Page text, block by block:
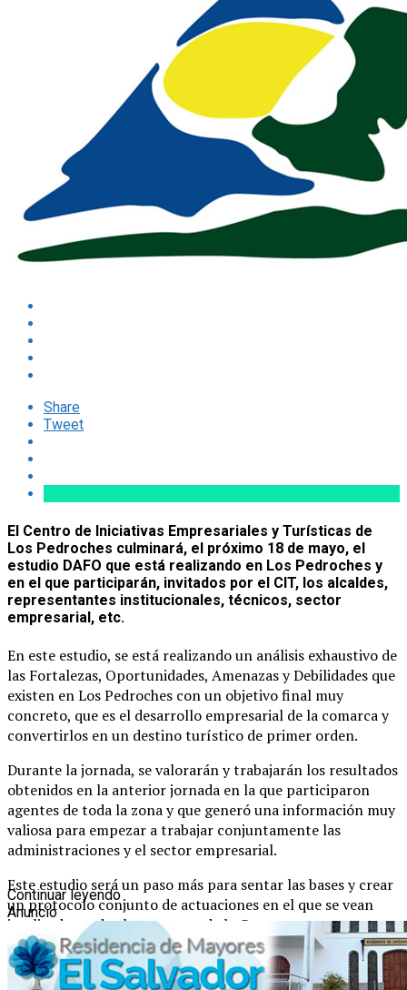
Share
Tweet
El Centro de Iniciativas Empresariales y Turísticas de
Los Pedroches culminará, el próximo 18 de mayo, el
estudio DAFO que está realizando en Los Pedroches y
en el que participarán, invitados por el CIT, los alcaldes,
representantes institucionales, técnicos, sector
empresarial, etc.
En este estudio, se está realizando un análisis exhaustivo de
las Fortalezas, Oportunidades, Amenazas y Debilidades que
existen en Los Pedroches con un objetivo final muy
concreto, que es el desarrollo empresarial de la comarca y
convertirlos en un destino turístico de primer orden.
Durante la jornada, se valorarán y trabajarán los resultados
obtenidos en la anterior jornada en la que participaron
agentes de toda la zona y que generó una información muy
valiosa para empezar a trabajar conjuntamente las
administraciones y el sector empresarial.
Este estudio será un paso más para sentar las bases y crear
un protocolo conjunto de actuaciones en el que se vean
implicados todos los sectores de la Comarca.
La fecha elegida para esta jornada es el próximo 18 de mayo
de 2016 a las 17.00 horas en el Centro de Información y
Continuar leyendo
Anuncio